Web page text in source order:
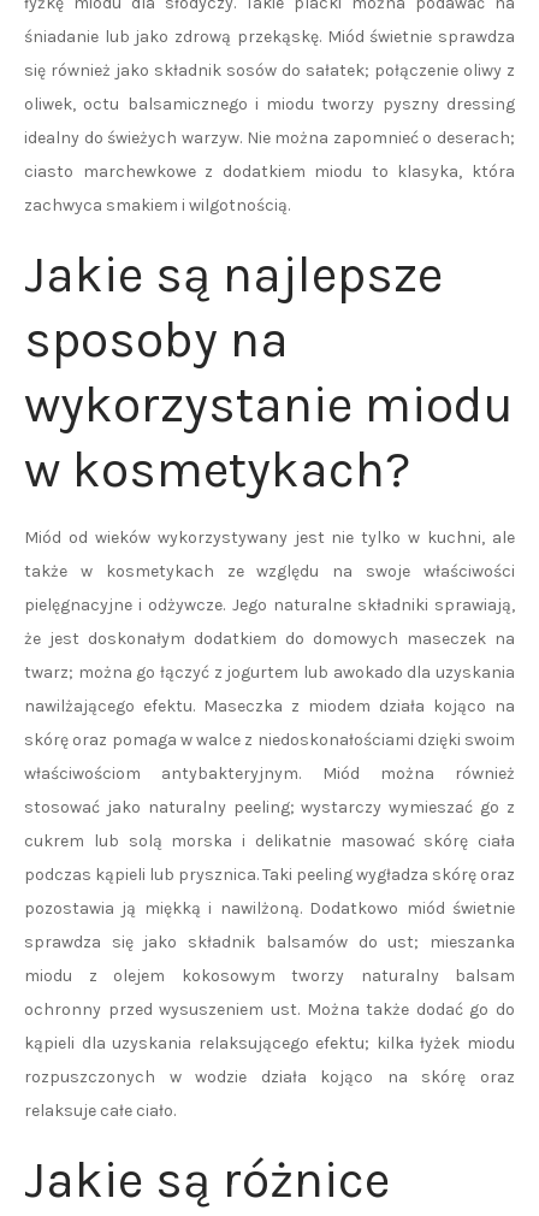
śniadanie lub jako zdrową przekąskę. Miód świetnie sprawdza
się również jako składnik sosów do sałatek; połączenie oliwy z
oliwek, octu balsamicznego i miodu tworzy pyszny dressing
idealny do świeżych warzyw. Nie można zapomnieć o deserach;
ciasto marchewkowe z dodatkiem miodu to klasyka, która
zachwyca smakiem i wilgotnością.
Jakie są najlepsze
sposoby na
wykorzystanie miodu
w kosmetykach?
Miód od wieków wykorzystywany jest nie tylko w kuchni, ale
także w kosmetykach ze względu na swoje właściwości
pielęgnacyjne i odżywcze. Jego naturalne składniki sprawiają,
że jest doskonałym dodatkiem do domowych maseczek na
twarz; można go łączyć z jogurtem lub awokado dla uzyskania
nawilżającego efektu. Maseczka z miodem działa kojąco na
skórę oraz pomaga w walce z niedoskonałościami dzięki swoim
właściwościom antybakteryjnym. Miód można również
stosować jako naturalny peeling; wystarczy wymieszać go z
cukrem lub solą morska i delikatnie masować skórę ciała
podczas kąpieli lub prysznica. Taki peeling wygładza skórę oraz
pozostawia ją miękką i nawilżoną. Dodatkowo miód świetnie
sprawdza się jako składnik balsamów do ust; mieszanka
miodu z olejem kokosowym tworzy naturalny balsam
ochronny przed wysuszeniem ust. Można także dodać go do
kąpieli dla uzyskania relaksującego efektu; kilka łyżek miodu
rozpuszczonych w wodzie działa kojąco na skórę oraz
relaksuje całe ciało.
Jakie są różnice